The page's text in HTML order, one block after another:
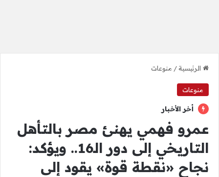
الرئيسية/ منوعات
منوعات
أخر الأخبار
عمرو فهمي يهنئ مصر بالتأهل
التاريخي إلى دور الـ16.. ويؤكد:
نجاح «نقطة قوة» يقود إلى